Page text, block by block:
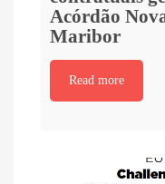
Acórdão
Maribor
Read more